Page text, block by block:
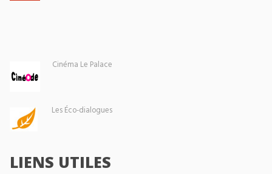
Cinéma Le Palace
Les Éco-dialogues
LIENS UTILES